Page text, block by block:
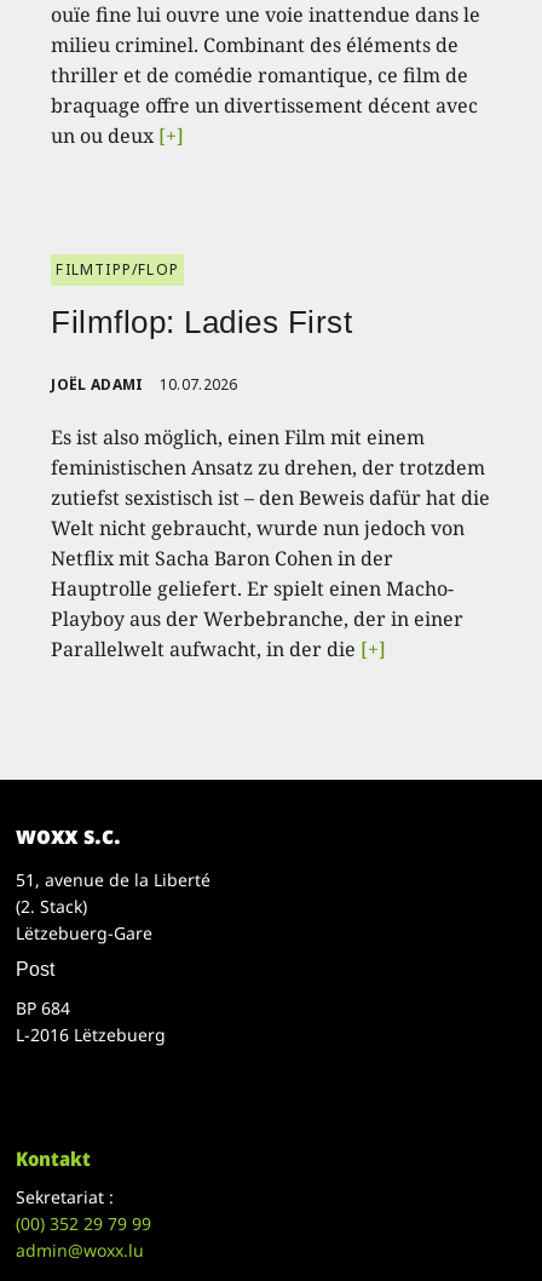
ouïe fine lui ouvre une voie inattendue dans le
milieu criminel. Combinant des éléments de
thriller et de comédie romantique, ce film de
braquage offre un divertissement décent avec
un ou deux[+]
FILMTIPP/FLOP
Filmflop: Ladies First
JOËL ADAMI 10.07.2026
Es ist also möglich, einen Film mit einem
feministischen Ansatz zu drehen, der trotzdem
zutiefst sexistisch ist – den Beweis dafür hat die
Welt nicht gebraucht, wurde nun jedoch von
Netflix mit Sacha Baron Cohen in der
Hauptrolle geliefert. Er spielt einen Macho-
Playboy aus der Werbebranche, der in einer
Parallelwelt aufwacht, in der die [+]
woxx s.c.
51, avenue de la Liberté
(2. Stack)
Lëtzebuerg-Gare
Post
BP 684
L-2016 Lëtzebuerg
Kontakt
Sekretariat :
(00)352 29 79 99
admin@woxx.lu